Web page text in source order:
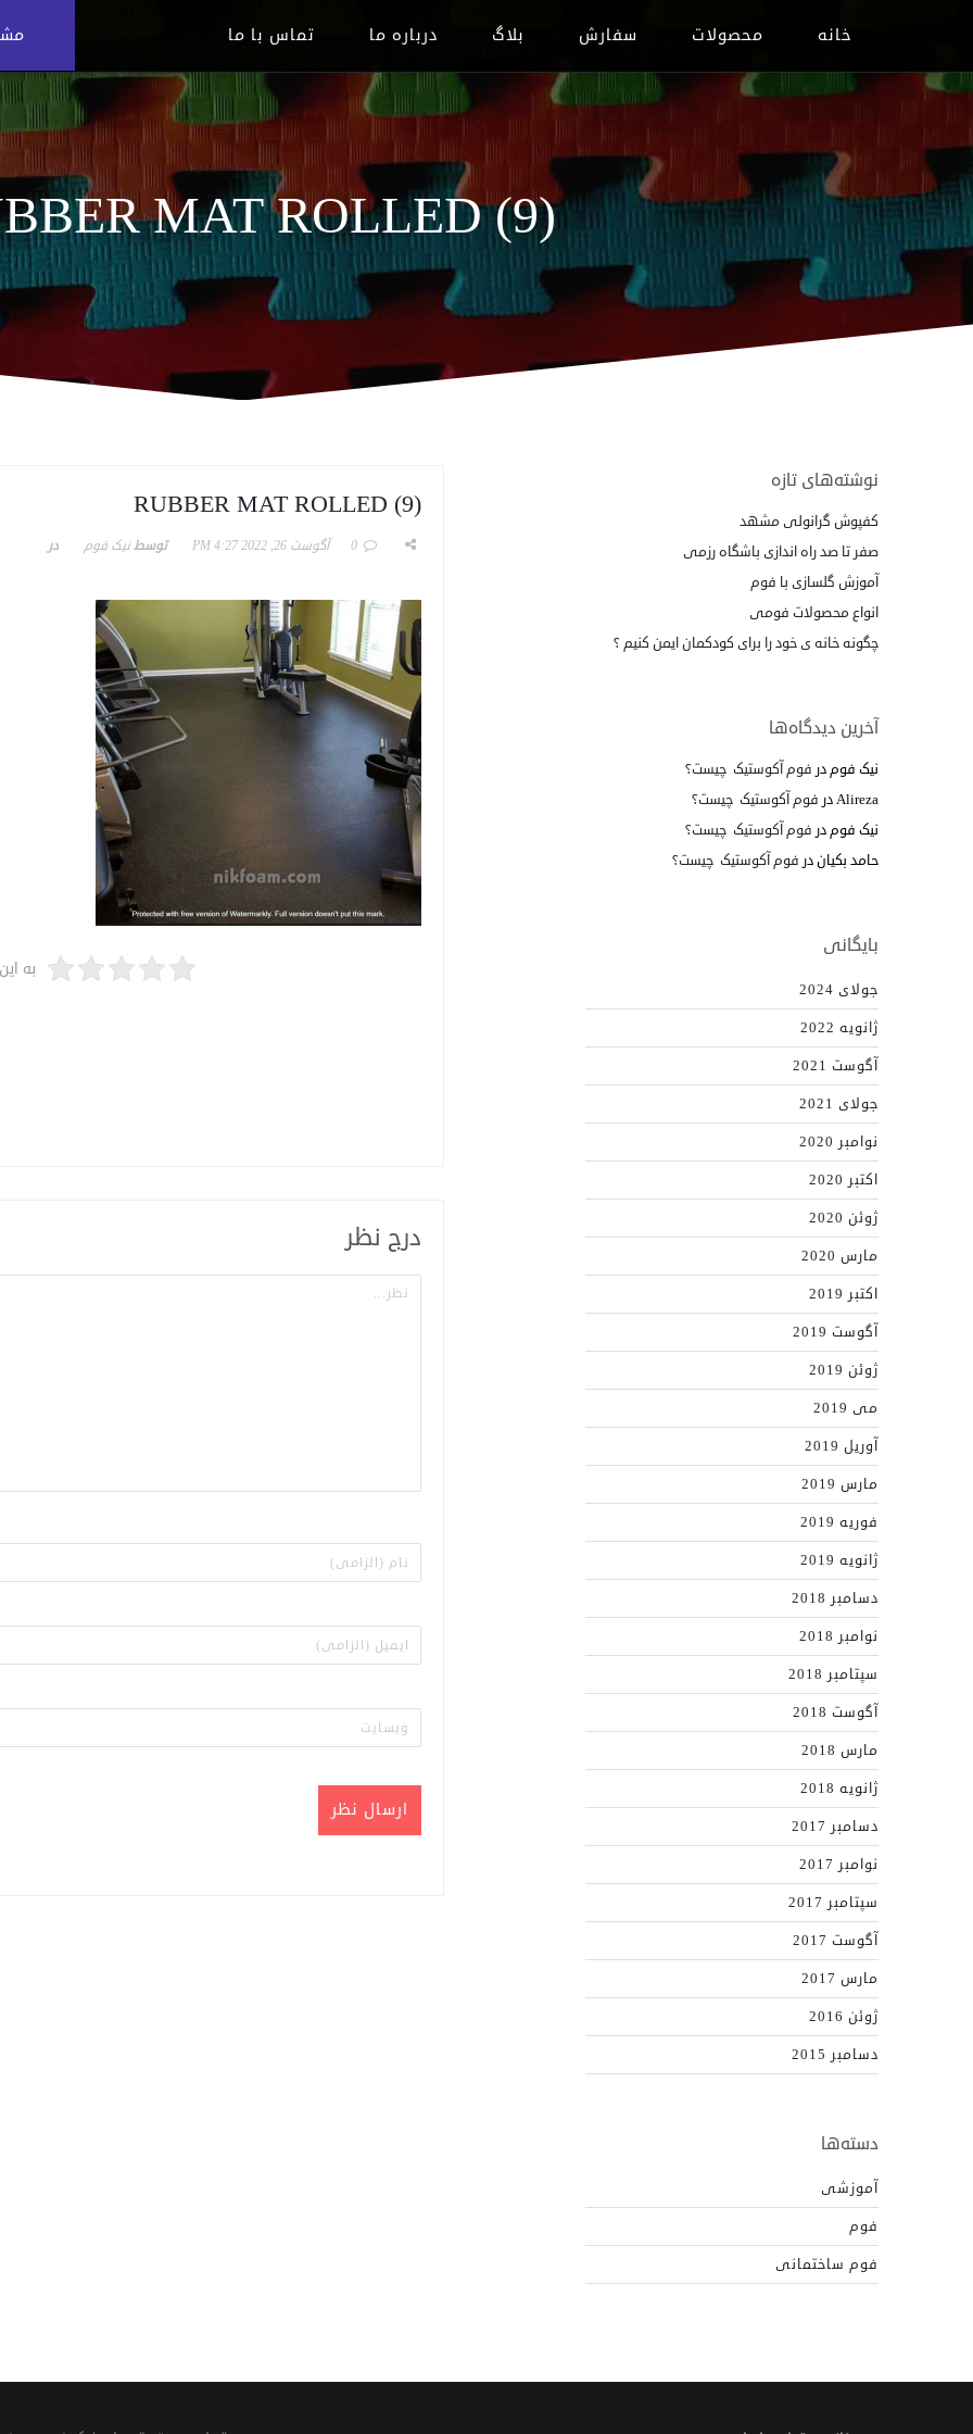
خانه محصولات سفارش بلاگ درباره ما تماس با ما
MAT ROLLED (9)
RUBBER MAT ROLLED (9)
آگوست 26, 2022 4:27 PM توسطنیک فوم در 0
به
درج نظر
نوشته‌های تازه
کفپوش گرانولی مشهد
صفر تا صد راه اندازی باشگاه رزمی
آموزش گلسازی با فوم
انواع محصولات فومی
چگونه خانه ی خود را برای کودکمان ایمن کنیم ؟
آخرین دیدگاه‌ها
نیک فومدر فوم آکوستیک چیست؟
Alirezaدر فوم آکوستیک چیست؟
نیک فومدر فوم آکوستیک چیست؟
حامد بکیاندر فوم آکوستیک چیست؟
بایگانی
جولای 2024
ژانویه 2022
آگوست 2021
جولای 2021
نوامبر 2020
اکتبر 2020
ژوئن 2020
مارس 2020
اکتبر 2019
آگوست 2019
ژوئن 2019
می 2019
آوریل 2019
مارس 2019
فوریه 2019
ژانویه 2019
دسامبر 2018
نوامبر 2018
سپتامبر 2018
آگوست 2018
مارس 2018
ژانویه 2018
دسامبر 2017
نوامبر 2017
سپتامبر 2017
آگوست 2017
مارس 2017
ژوئن 2016
دسامبر 2015
دسته‌ها
آموزشی
فوم
فوم ساختمانی